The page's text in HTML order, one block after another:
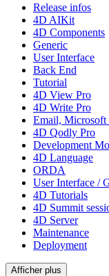
Release infos
4D AIKit
4D Components
Generic
User Interface
Back End
Tutorial
4D View Pro
4D Write Pro
Email, Microsoft
4D Qodly Pro
Development
4D Language
ORDA
User Interface /
4D Tutorials
4D Summit
4D Server
Maintenance
Deployment
Afficher plus